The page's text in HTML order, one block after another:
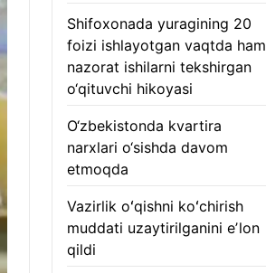
Shifoxonada yuragining 20
foizi ishlayotgan vaqtda ham
nazorat ishilarni tekshirgan
o‘qituvchi hikoyasi
O‘zbekistonda kvartira
narxlari o‘sishda davom
etmoqda
Vazirlik oʻqishni koʻchirish
muddati uzaytirilganini eʼlon
qildi